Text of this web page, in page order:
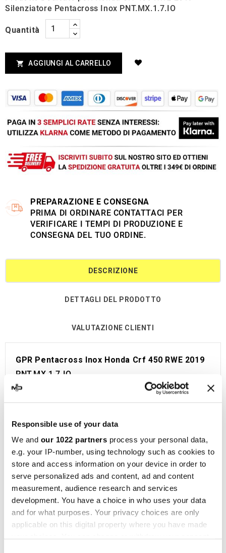
Responsible use of your data
We and our 1022 partners process your personal data,
e.g. your IP-number, using technology such as cookies to
store and access information on your device in order to
serve personalized ads and content, ad and content
measurement, audience research and services
development. You have a choice in who uses your data
and for what purposes. Your privacy choices are only
applicable on this digital property where you have made
Silenziatore Pentacross Inox PNT.MX.1.7.IO
Quantità
 AGGIUNGI AL CARRELLO
PREPARAZIONE E CONSEGNA
PRIMA DI ORDINARE CONTATTACI PER
VERIFICARE I TEMPI DI PRODUZIONE E
CONSEGNA DEL TUO ORDINE.
DESCRIZIONE
DETTAGLI DEL PRODOTTO
VALUTAZIONE CLIENTI
GPR Pentacross Inox Honda Crf 450 RWE 2019
PNT.MX.1.7.IO
Linea Motocross con Dbkiller FIM GPR per Honda
Crf 450 RWE 2019.
installato sulla moto senza bisogno di modifiche.
Senza Omologazione Europea e Svizzera (CEE).
Il catalizzatore non è incluso.
Made in Italy 100%.
Garanzia 2 anni.
GPRè un punto di riferimento nella produzione di
silenziatori e collettori per moto, situata a Cerro
al Lambro, in provincia di Milano, Italia. La storia